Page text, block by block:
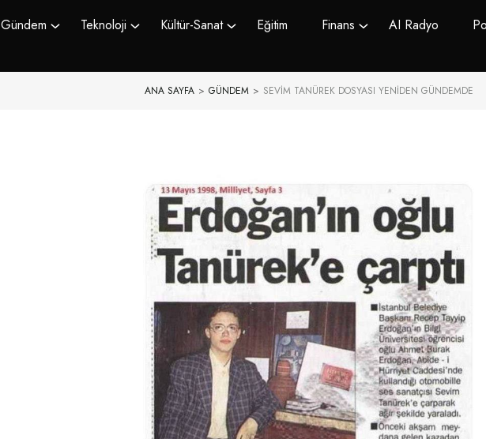
Gündem Teknoloji Kültür-Sanat Eğitim Finans AI Radyo
ANA SAYFA > GÜNDEM > SEVIM TANÜREK DOSYASI YENIDEN GÜNDEMDE